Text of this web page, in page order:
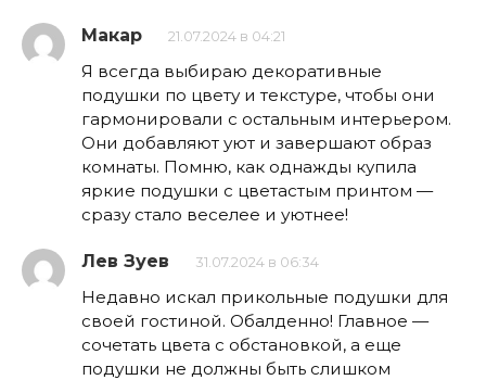
Макар 21.07.2024 в 04:21
Я всегда выбираю декоративные
подушки по цвету и текстуре, чтобы они
гармонировали с остальным интерьером.
Они добавляют уют и завершают образ
комнаты. Помню, как однажды купила
яркие подушки с цветастым принтом —
сразу стало веселее и уютнее!
Лев Зуев 31.07.2024 в 06:34
Недавно искал прикольные подушки для
своей гостиной. Обалденно! Главное —
сочетать цвета с обстановкой, а еще
подушки не должны быть слишком